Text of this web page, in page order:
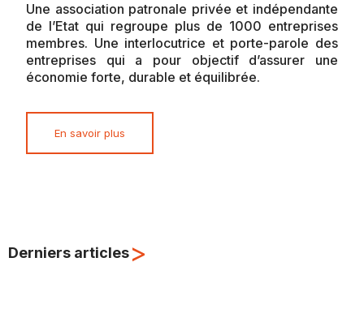
Une association patronale privée et indépendante
de l’Etat qui regroupe plus de 1000 entreprises
membres. Une interlocutrice et porte-parole des
entreprises qui a pour objectif d’assurer une
économie forte, durable et équilibrée.
En savoir plus
Derniers articles>